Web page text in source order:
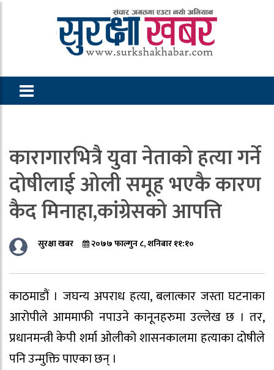
कारागारभित्रै युवा नेताको हत्या गर्ने
दोषीलाई ओली समूह भएकै कारण
कैद मिनाहा,कांग्रेसको आपत्ति
सुरक्षा खबर २०७७ फाल्गुन ८, शनिबार ११:१०
काठमाडौं । जघन्य अपराध हत्या, बलात्कार जस्ता घटनाका
आरोपीले आममाफी नपाउने कानूनहरुमा उल्लेख छ । तर,
प्रधानमन्त्री केपी शर्मा ओलीको शासनकालमा हत्याका दोषीले
पनि उन्मुक्ति पाएका छन् ।